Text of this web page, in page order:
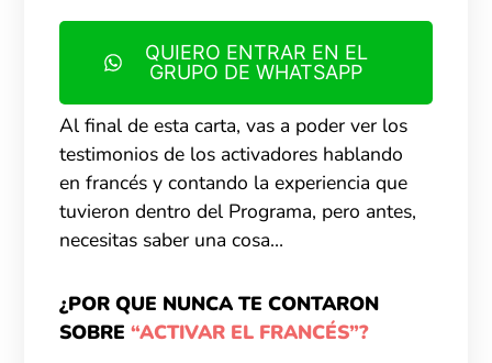
QUIERO ENTRAR EN EL
GRUPO DE WHATSAPP
Al final de esta carta, vas a poder ver los
testimonios de los activadores hablando
en francés y contando la experiencia que
tuvieron dentro del Programa, pero antes,
necesitas saber una cosa…
¿POR QUE NUNCA TE CONTARON
SOBRE“ACTIVAR EL FRANCÉS”?